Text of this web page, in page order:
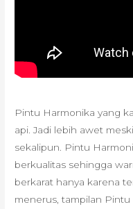
Pintu Harmonika yang
api. Jadi lebih awet
sekalipun. Pintu
berkualitas sehingga
berkarat hanya karena
menerus, tampilan